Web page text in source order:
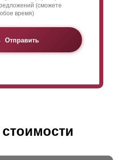
Все ограничения в
(сможете
время)
Отправить
стоимости